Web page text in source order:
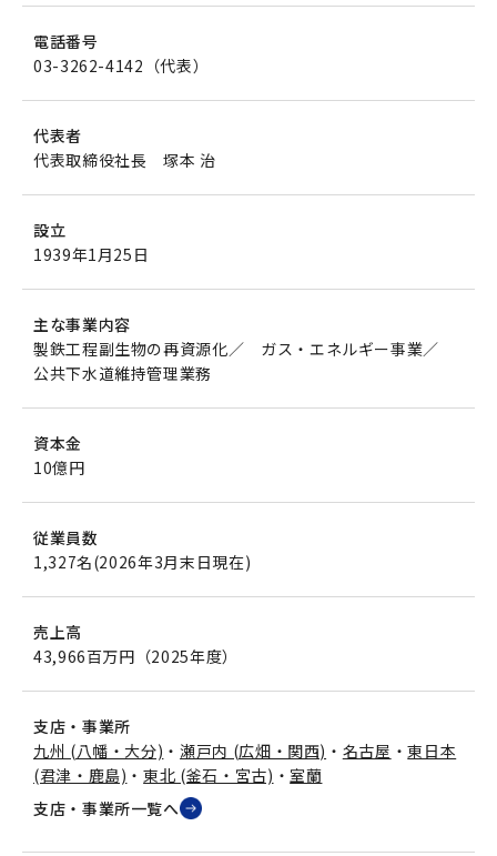
電話番号
03-3262-4142（代表）
代表者
代表取締役社長 塚本 治
設立
1939年1月25日
主な事業内容
製鉄工程副生物の再資源化／ ガス・エネルギー事業／
公共下水道維持管理業務
資本金
10億円
従業員数
1,327名(2026年3月末日現在)
売上高
43,966百万円（2025年度）
支店・事業所
九州 (八幡・大分) ・瀬戸内 (広畑・関西) ・ 名古屋 ・東日本
(君津・鹿島) ・東北 (釜石・宮古) ・室蘭
支店・事業所一覧へ